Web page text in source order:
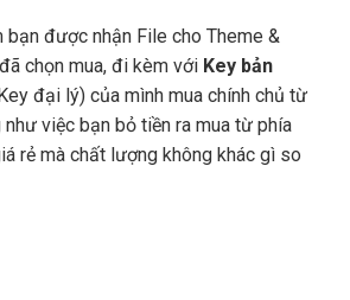
bạn được nhận File cho Theme &
chọn mua, đi kèm với Key bản
đại lý) của mình mua chính chủ từ
việc bạn bỏ tiền ra mua từ phía
rẻ mà chất lượng không khác gì so